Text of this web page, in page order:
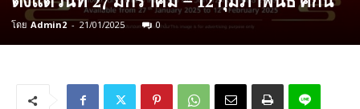
โดย Admin2 - 21/01/2025 0